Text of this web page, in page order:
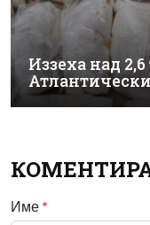
Иззеха над
Име *